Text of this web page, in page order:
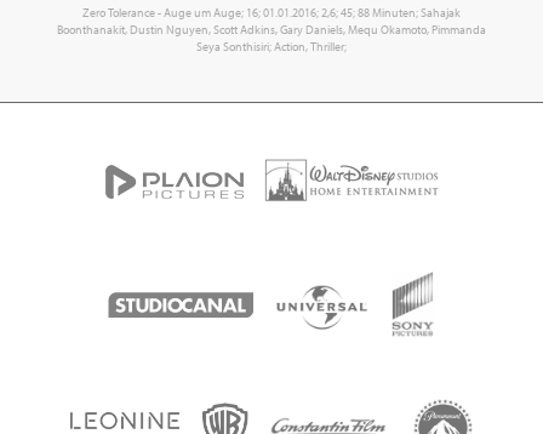
Zero Tolerance - Auge um Auge; 16; 01.01.2016; 2,6; 45; 88 Minuten; Sahajak
Boonthanakit, Dustin Nguyen, Scott Adkins, Gary Daniels, Mequ Okamoto, Pimmanda
Seya Sonthisiri; Action, Thriller;